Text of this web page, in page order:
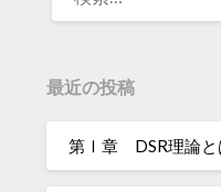
最近の投稿
第Ⅰ章 DSR理論と